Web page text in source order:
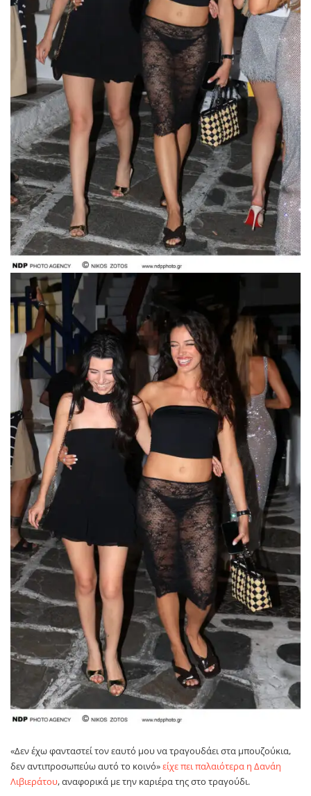
«Δεν έχω φανταστεί τον εαυτό μου να τραγουδάει στα μπουζούκια,
δεν αντιπροσωπεύω αυτό το κοινό»είχε πει παλαιότερα η Δανάη
Λιβιεράτου, αναφορικά με την καριέρα της στο τραγούδι.